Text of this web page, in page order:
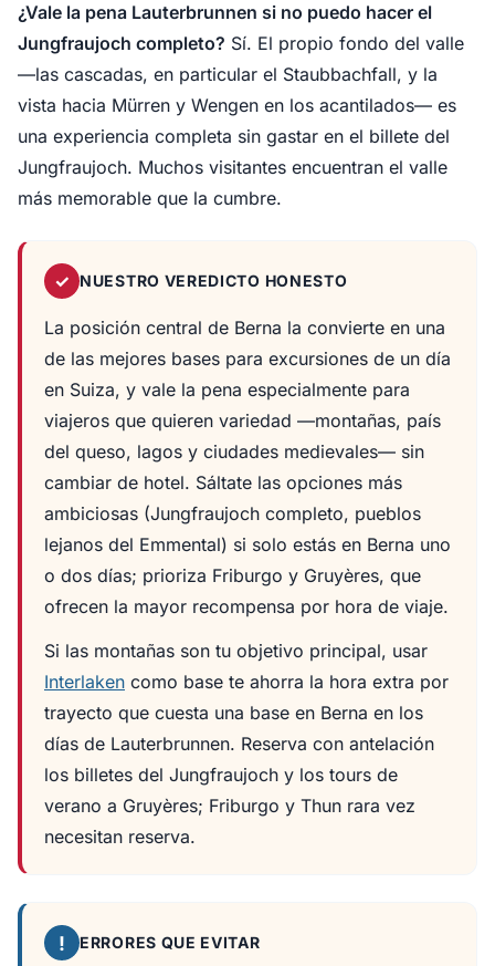
¿Vale la pena Lauterbrunnen si no puedo hacer el
Jungfraujoch completo? Sí. El propio fondo del valle
—las cascadas, en particular el Staubbachfall, y la
vista hacia Mürren y Wengen en los acantilados— es
una experiencia completa sin gastar en el billete del
Jungfraujoch. Muchos visitantes encuentran el valle
más memorable que la cumbre.
✓ NUESTRO VEREDICTO HONESTO
La posición central de Berna la convierte en una
de las mejores bases para excursiones de un día
en Suiza, y vale la pena especialmente para
viajeros que quieren variedad —montañas, país
del queso, lagos y ciudades medievales— sin
cambiar de hotel. Sáltate las opciones más
ambiciosas (Jungfraujoch completo, pueblos
lejanos del Emmental) si solo estás en Berna uno
o dos días; prioriza Friburgo y Gruyères, que
ofrecen la mayor recompensa por hora de viaje.
Si las montañas son tu objetivo principal, usar
Interlaken como base te ahorra la hora extra por
trayecto que cuesta una base en Berna en los
días de Lauterbrunnen. Reserva con antelación
los billetes del Jungfraujoch y los tours de
verano a Gruyères; Friburgo y Thun rara vez
necesitan reserva.
! ERRORES QUE EVITAR